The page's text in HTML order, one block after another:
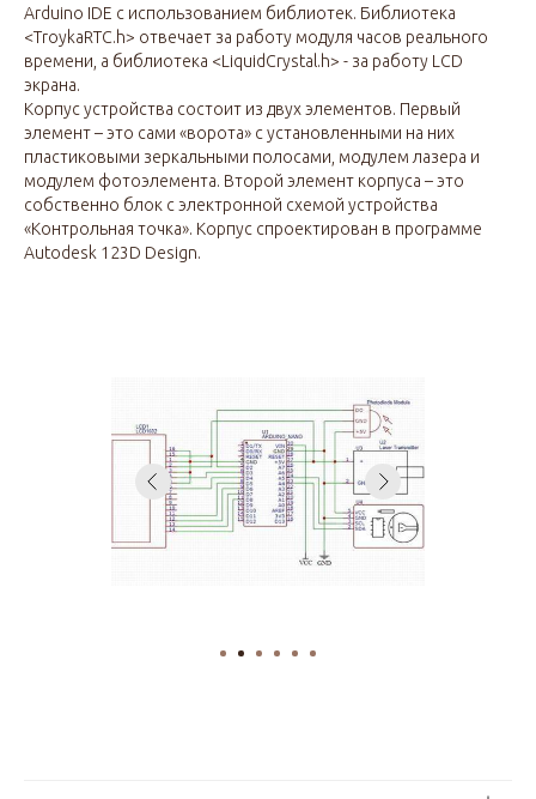
Arduino IDE с использованием библиотек. Библиотека
<TroykaRTC.h> отвечает за работу модуля часов реального
времени, а библиотека <LiquidCrystal.h> - за работу LCD
экрана.
Корпус устройства состоит из двух элементов. Первый
элемент – это сами «ворота» с установленными на них
пластиковыми зеркальными полосами, модулем лазера и
модулем фотоэлемента. Второй элемент корпуса – это
собственно блок с электронной схемой устройства
«Контрольная точка». Корпус спроектирован в программе
Autodesk 123D Design.